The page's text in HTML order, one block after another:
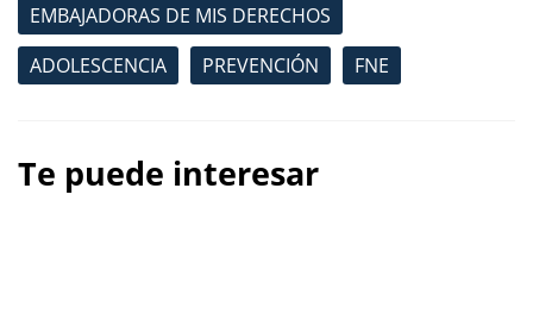
EMBAJADORAS DE MIS DERECHOS
ADOLESCENCIA
PREVENCIÓN FNE
Te puede interesar